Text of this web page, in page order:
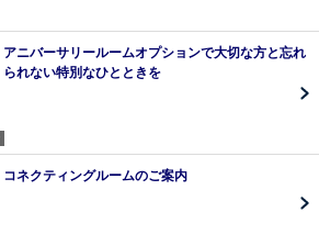
アニバーサリールームオプションで大切な方と忘れ
られない特別なひとときを
コネクティングルームのご案内